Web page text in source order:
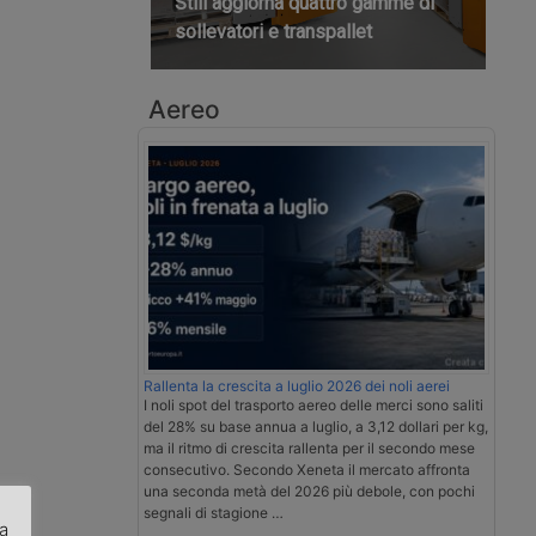
sollevatori e transpallet
Aereo
Rallenta la crescita a luglio 2026 dei noli aerei
I noli spot del trasporto aereo delle merci sono saliti
del 28% su base annua a luglio, a 3,12 dollari per kg,
ma il ritmo di crescita rallenta per il secondo mese
consecutivo. Secondo Xeneta il mercato affronta
una seconda metà del 2026 più debole, con pochi
segnali di stagione …